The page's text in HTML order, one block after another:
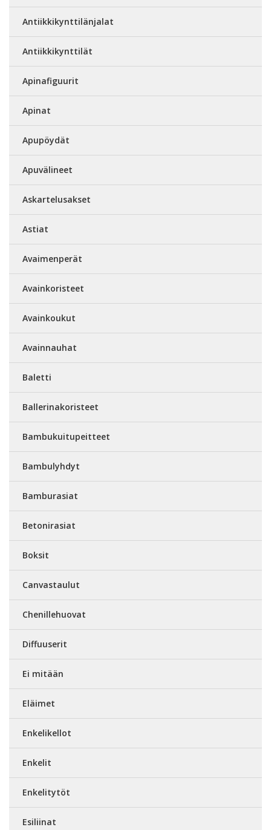
Antiikkikynttilänjalat
Antiikkikynttilät
Apinafiguurit
Apinat
Apupöydät
Apuvälineet
Askartelusakset
Astiat
Avaimenperät
Avainkoristeet
Avainkoukut
Avainnauhat
Baletti
Ballerinakoristeet
Bambukuitupeitteet
Bambulyhdyt
Bamburasiat
Betonirasiat
Boksit
Canvastaulut
Chenillehuovat
Diffuuserit
Ei mitään
Eläimet
Enkelikellot
Enkelit
Enkelitytöt
Esiliinat